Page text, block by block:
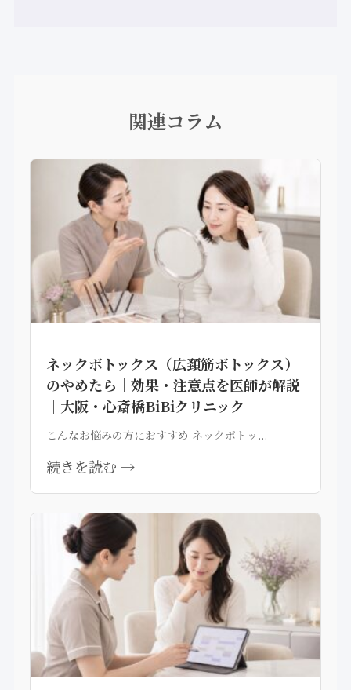
関連コラム
ネックボトックス（広頚筋ボトックス）
のやめたら｜効果・注意点を医師が解説
｜大阪・心斎橋BiBiクリニック
こんなお悩みの方におすすめ ネックボトッ...
続きを読む →